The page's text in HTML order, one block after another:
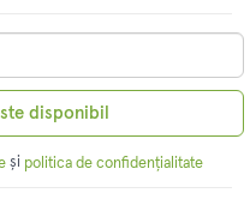
disponibil
și politica de confidențialitate